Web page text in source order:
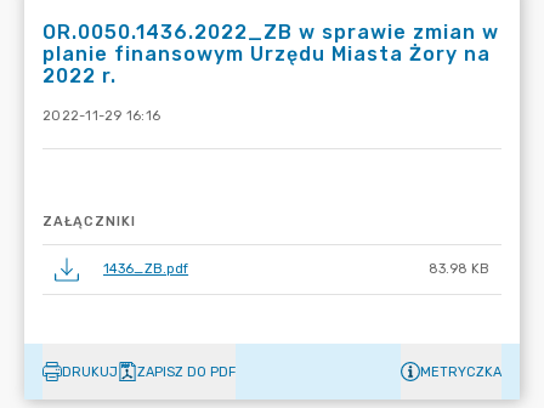
OR.0050.1436.2022_ZB w sprawie zmian w
planie finansowym Urzędu Miasta Żory na
2022 r.
2022-11-29 16:16
ZAŁĄCZNIKI
1436_ZB.pdf 83.98 KB
DRUKUJ ZAPISZ DO PDF METRYCZKA